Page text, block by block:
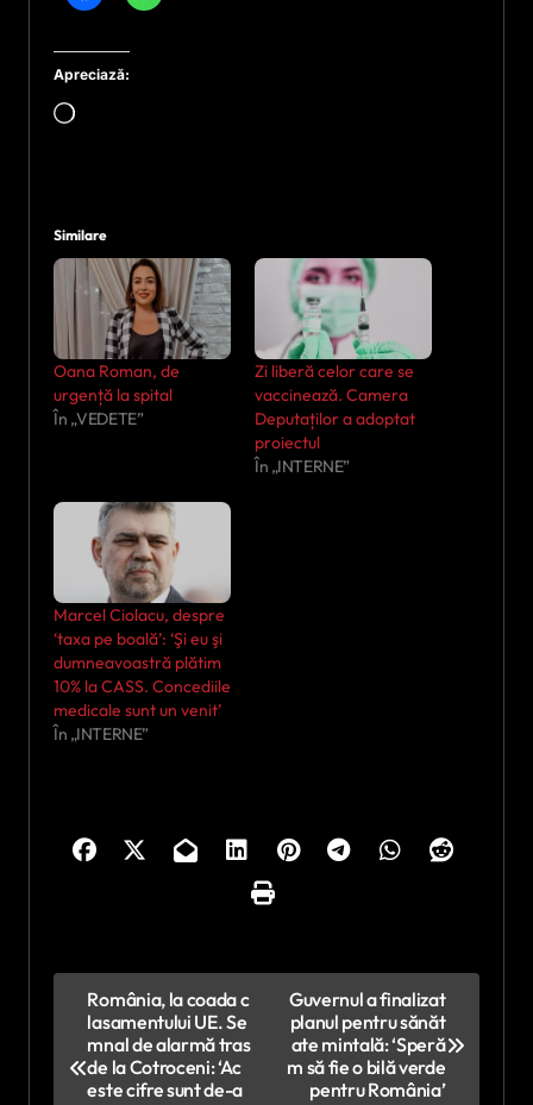
Apreciază:
Încarc...
Similare
Oana Roman, de
urgență la spital
În „VEDETE”
Zi liberă celor care se
vaccinează. Camera
Deputaților a adoptat
proiectul
În „INTERNE”
Marcel Ciolacu, despre
‘taxa pe boală’: ‘Şi eu şi
dumneavoastră plătim
10% la CASS. Concediile
medicale sunt un venit’
În „INTERNE”
România, la coada c
lasamentului UE. Se
mnal de alarmă tras
de la Cotroceni: ‘Ac
este cifre sunt de-a
Guvernul a finalizat
planul pentru sănăt
ate mintală: ‘Speră
m să fie o bilă verde
pentru România’